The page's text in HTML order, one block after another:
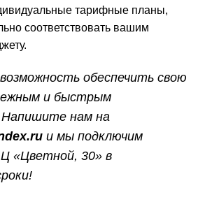
тарифные планы,
соответствовать вашим
обеспечить свою
и быстрым
нам на
и мы подключим
«Цветной, 30» в